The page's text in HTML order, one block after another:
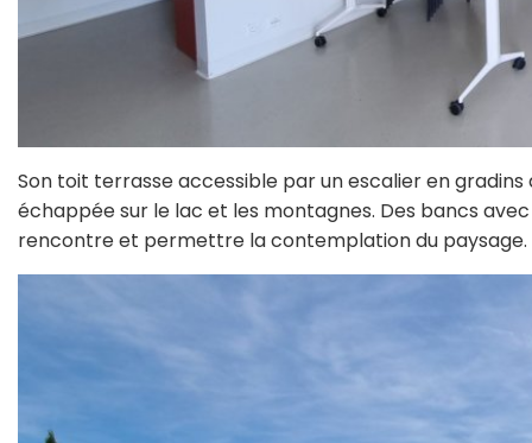
Son toit terrasse accessible par un escalier en
échappée sur le lac et les montagnes. Des bancs
rencontre et permettre la contemplation du paysage.